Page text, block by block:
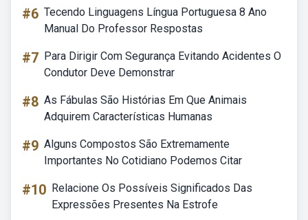
#6 Tecendo Linguagens Língua Portuguesa 8 Ano
Manual Do Professor Respostas
#7 Para Dirigir Com Segurança Evitando Acidentes O
Condutor Deve Demonstrar
#8 As Fábulas São Histórias Em Que Animais
Adquirem Características Humanas
#9 Alguns Compostos São Extremamente
Importantes No Cotidiano Podemos Citar
#10 Relacione Os Possíveis Significados Das
Expressões Presentes Na Estrofe